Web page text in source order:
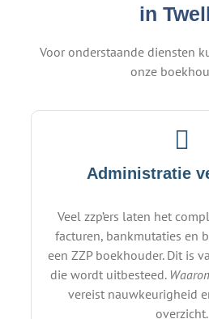
in
Voor onderstaande diensten
onze
Administratie
Veel zzp’ers laten het
facturen, bankmutaties en
een ZZP boekhouder. Dit is
die wordt uitbesteed.
vereist nauwkeurigheid
overzicht.